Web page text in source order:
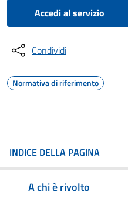
Accedi al servizio
Condividi
Normativa di riferimento
INDICE DELLA PAGINA
A chi è rivolto